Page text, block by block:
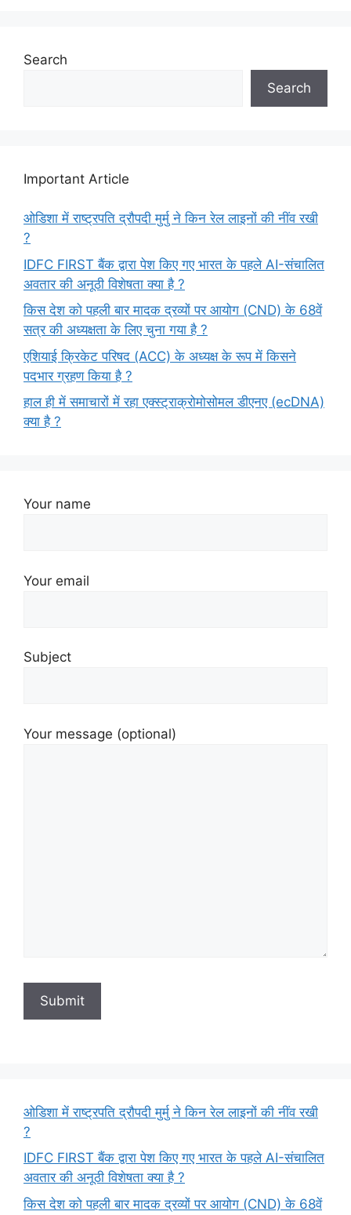
Search
Search
Important Article
ओडिशा में राष्ट्रपति द्रौपदी मुर्मु ने किन रेल लाइनों की नींव रखी
?
IDFC FIRST बैंक द्वारा पेश किए गए भारत के पहले AI-संचालित
अवतार की अनूठी विशेषता क्या है ?
किस देश को पहली बार मादक द्रव्यों पर आयोग (CND) के 68वें
सत्र की अध्यक्षता के लिए चुना गया है ?
एशियाई क्रिकेट परिषद (ACC) के अध्यक्ष के रूप में किसने
पदभार ग्रहण किया है ?
हाल ही में समाचारों में रहा एक्स्ट्राक्रोमोसोमल डीएनए (ecDNA)
क्या है ?
Your name
Your email
Subject
Your message (optional)
ओडिशा में राष्ट्रपति द्रौपदी मुर्मु ने किन रेल लाइनों की नींव रखी
?
IDFC FIRST बैंक द्वारा पेश किए गए भारत के पहले AI-संचालित
अवतार की अनूठी विशेषता क्या है ?
किस देश को पहली बार मादक द्रव्यों पर आयोग (CND) के 68वें